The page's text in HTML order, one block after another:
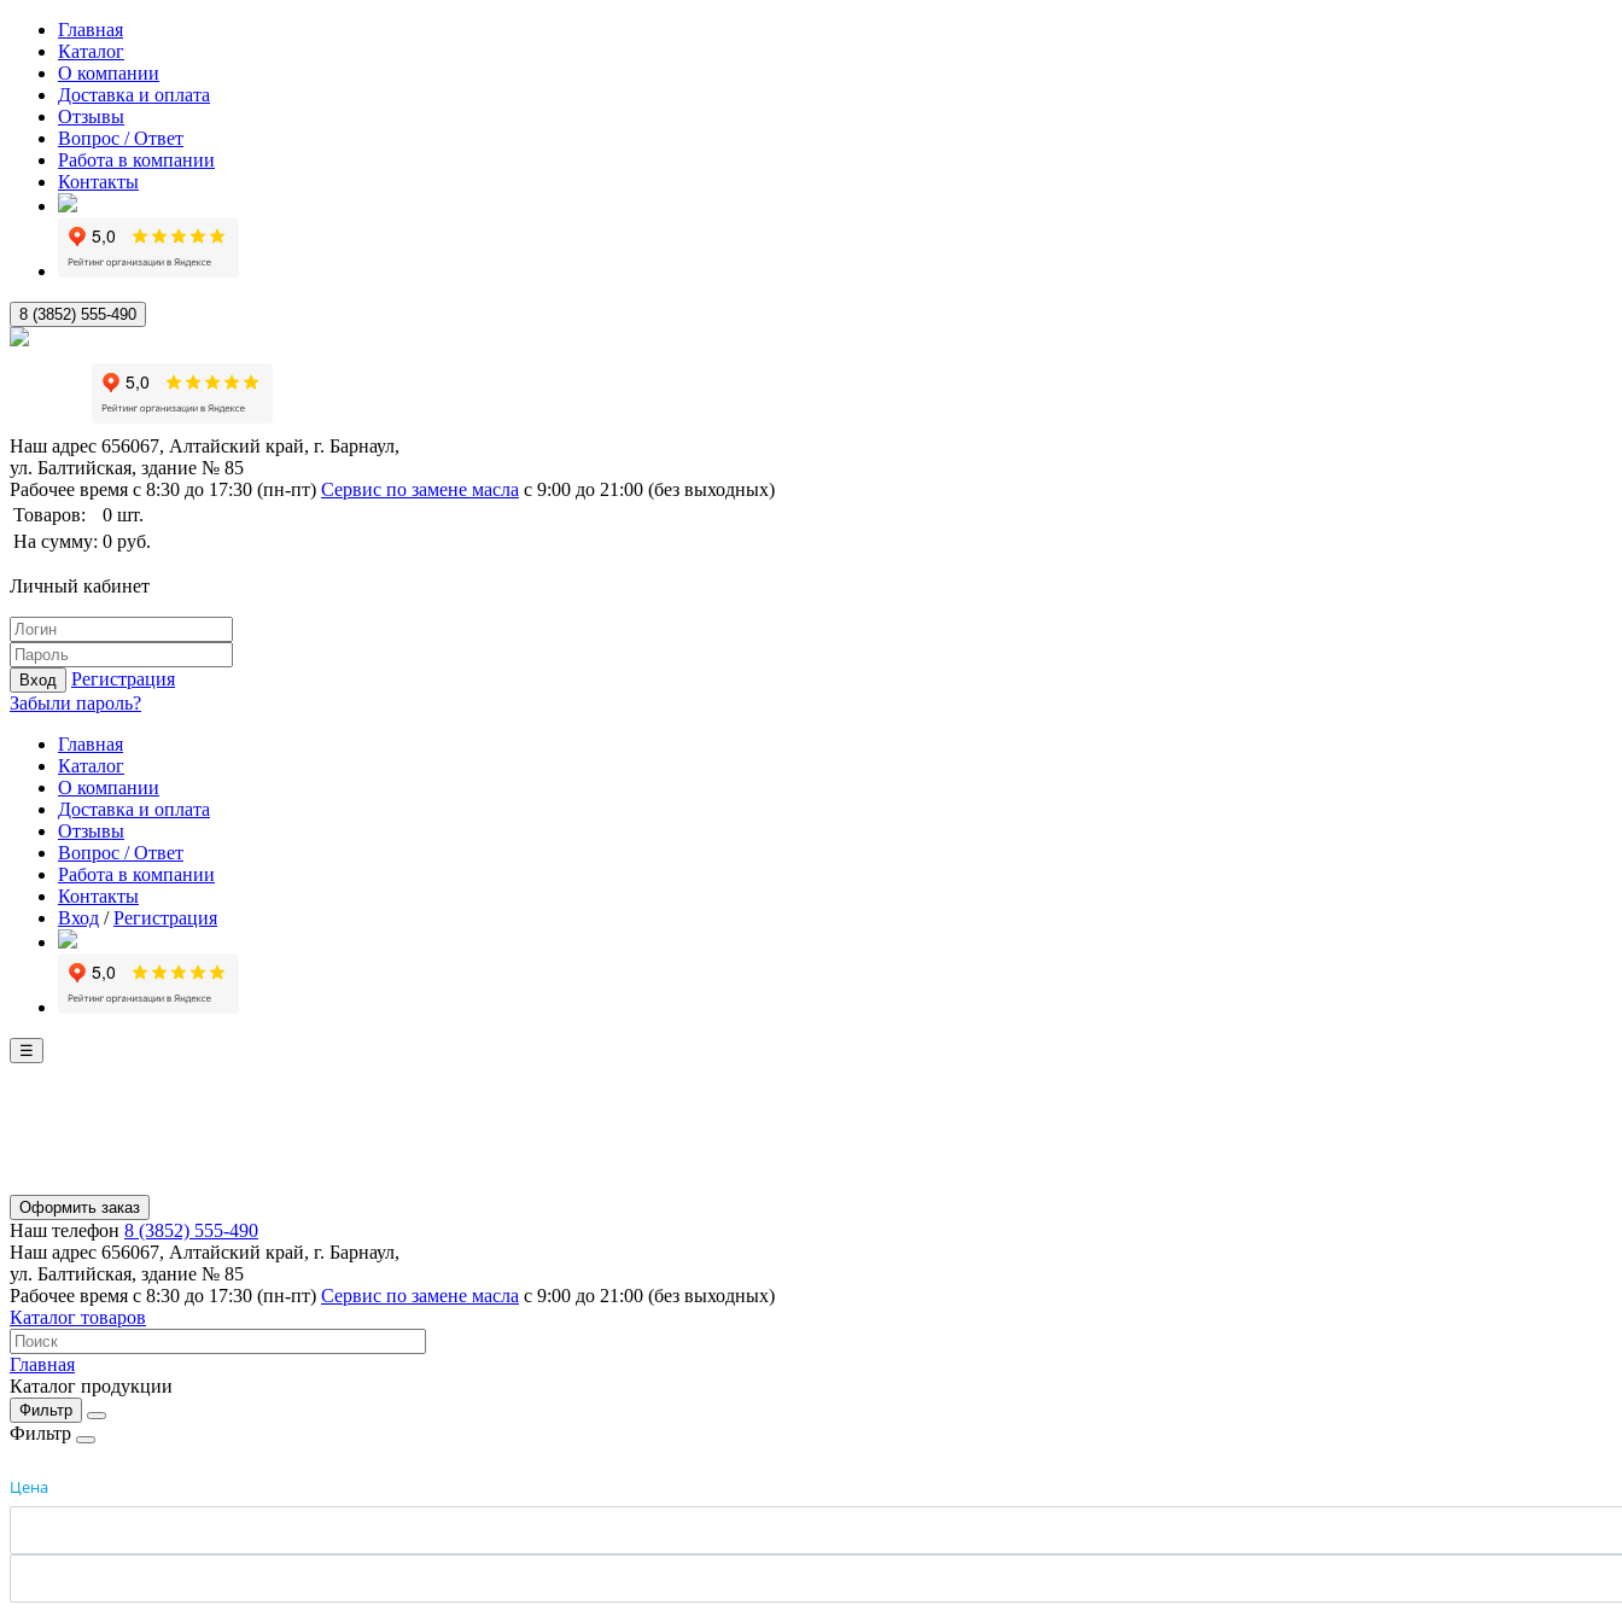
Главная
Каталог
О компании
Доставка и оплата
Отзывы
Вопрос / Ответ
Работа в компании
Контакты
8 (3852) 555-490
Наш адрес 656067, Алтайский край, г. Барнаул,
ул. Балтийская, здание № 85
Рабочее время с 8:30 до 17:30 (пн-пт) Сервис по замене масла с 9:00 до 21:00 (без выходных)
Товаров:
0 шт.
На сумму: 0 руб.
Личный кабинет
Вход
Регистрация
Забыли пароль?
Главная
Каталог
О компании
Доставка и оплата
Отзывы
Вопрос / Ответ
Работа в компании
Контакты
Вход /Регистрация
☰
Оформить заказ
Наш телефон 8 (3852) 555-490
Наш адрес 656067, Алтайский край, г. Барнаул,
ул. Балтийская, здание № 85
Рабочее время с 8:30 до 17:30 (пн-пт) Сервис по замене масла с 9:00 до 21:00 (без выходных)
Каталог товаров
Главная
Каталог продукции
Фильтр
Фильтр
Цена